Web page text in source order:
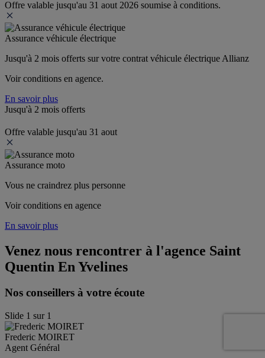
Offre valable jusqu'au 31 aout 2026 soumise à conditions.
Assurance véhicule électrique
Jusqu'à 2 mois offerts sur votre contrat véhicule électrique Allianz
Voir conditions en agence.
En savoir plus
Jusqu'à 2 mois offerts
Offre valable jusqu'au 31 aout
Assurance moto
Vous ne craindrez plus personne
Voir conditions en agence
En savoir plus
Venez nous rencontrer à l'agence Saint
Quentin En Yvelines
Nos conseillers à votre écoute
Slide 1 sur 1
Frederic MOIRET
Agent Général